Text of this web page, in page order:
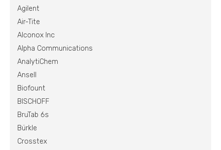
Agilent
Air-Tite
Alconox Inc
Alpha Communications
AnalytiChem
Ansell
Biofount
BISCHOFF
BruTab 6s
Bürkle
Crosstex